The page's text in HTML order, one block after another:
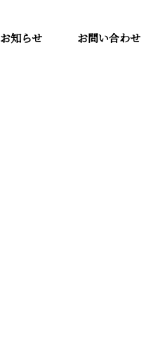
お知らせ お問い合わせ